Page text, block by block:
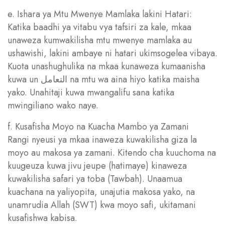
e. Ishara ya Mtu Mwenye Mamlaka lakini Hatari:
Katika baadhi ya vitabu vya tafsiri za kale, mkaa
unaweza kumwakilisha mtu mwenye mamlaka au
ushawishi, lakini ambaye ni hatari ukimsogelea vibaya.
Kuota unashughulika na mkaa kunaweza kumaanisha
kuwa un التعامل na mtu wa aina hiyo katika maisha
yako. Unahitaji kuwa mwangalifu sana katika
mwingiliano wako naye.
f. Kusafisha Moyo na Kuacha Mambo ya Zamani
Rangi nyeusi ya mkaa inaweza kuwakilisha giza la
moyo au makosa ya zamani. Kitendo cha kuuchoma na
kuugeuza kuwa jivu jeupe (hatimaye) kinaweza
kuwakilisha safari ya toba (Tawbah). Unaamua
kuachana na yaliyopita, unajutia makosa yako, na
unamrudia Allah (SWT) kwa moyo safi, ukitamani
kusafishwa kabisa.